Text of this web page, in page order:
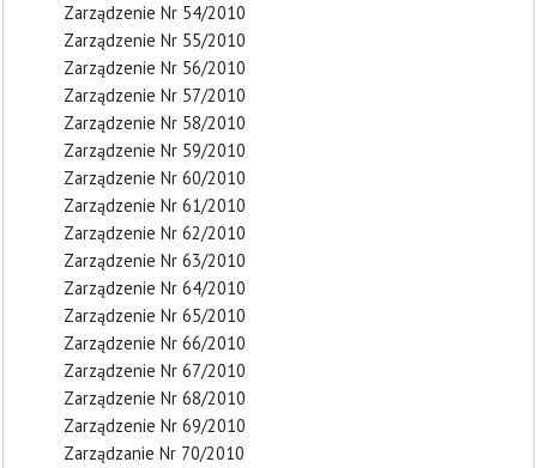
Zarządzenie Nr 54/2010
Zarządzenie Nr 55/2010
Zarządzenie Nr 56/2010
Zarządzenie Nr 57/2010
Zarządzenie Nr 58/2010
Zarządzenie Nr 59/2010
Zarządzenie Nr 60/2010
Zarządzenie Nr 61/2010
Zarządzenie Nr 62/2010
Zarządzenie Nr 63/2010
Zarządzenie Nr 64/2010
Zarządzenie Nr 65/2010
Zarządzenie Nr 66/2010
Zarządzenie Nr 67/2010
Zarządzenie Nr 68/2010
Zarządzenie Nr 69/2010
Zarządzanie Nr 70/2010